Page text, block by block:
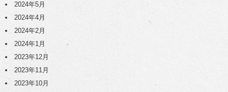
2024年5月
2024年4月
2024年2月
2024年1月
2023年12月
2023年11月
2023年10月